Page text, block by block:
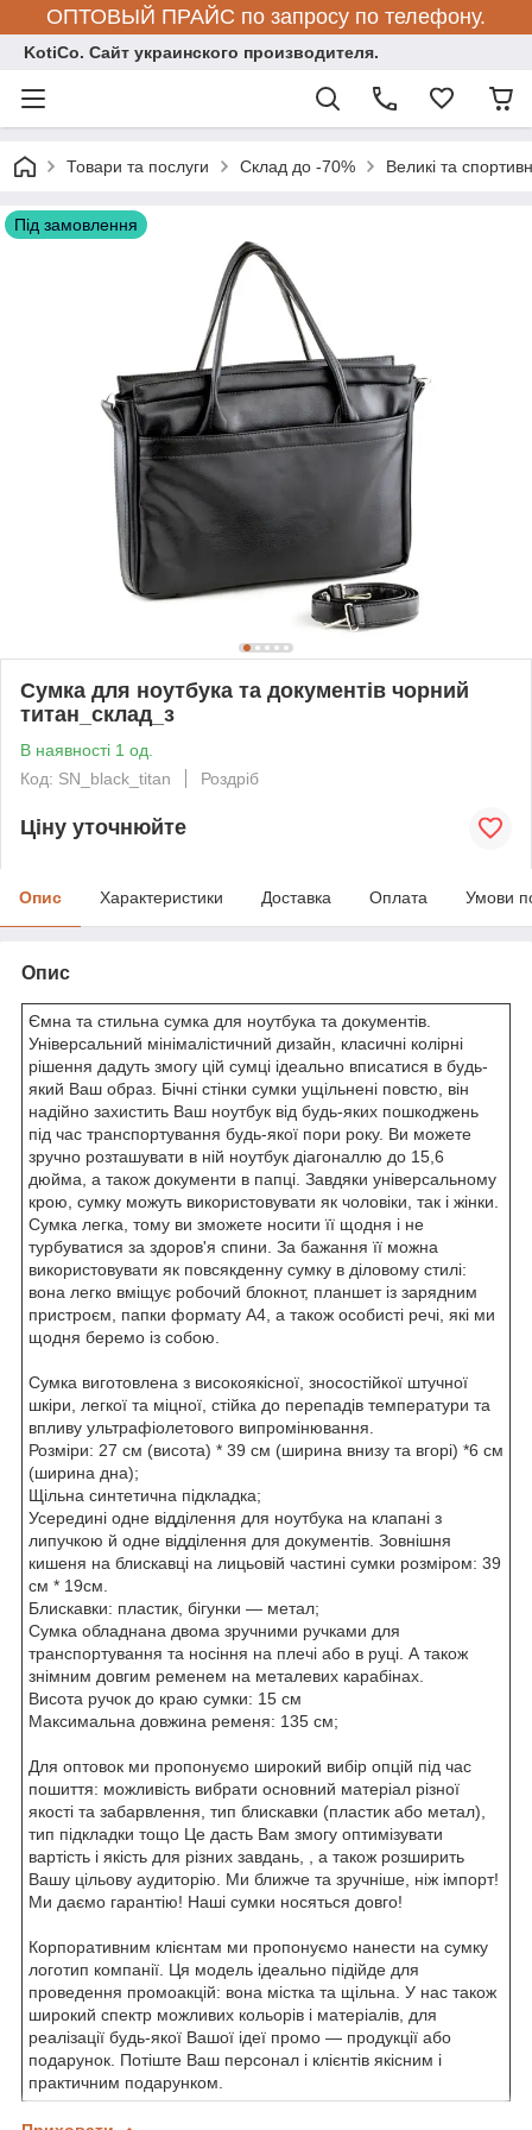
ОПТОВЫЙ ПРАЙС по запросу по телефону.
KotiCo. Сайт украинского производителя.
Товари та послуги Склад до -70% Великі та
Під замовлення
Сумка для ноутбука та документів чорний
титан_склад_з
В наявності 1 од.
Код: SN_black_titan
Роздріб
Ціну уточнюйте
Опис Характеристики Доставка Оплата Умови
Опис
Ємна та стильна сумка для ноутбука та документів.
Універсальний мінімалістичний дизайн, класичні колірні
рішення дадуть змогу цій сумці ідеально вписатися в будь-
який Ваш образ. Бічні стінки сумки ущільнені повстю, він
надійно захистить Ваш ноутбук від будь-яких пошкоджень
під час транспортування будь-якої пори року. Ви можете
зручно розташувати в ній ноутбук діагоналлю до 15,6
дюйма, а також документи в папці. Завдяки універсальному
крою, сумку можуть використовувати як чоловіки, так і жінки.
Сумка легка, тому ви зможете носити її щодня і не
турбуватися за здоров'я спини. За бажання її можна
використовувати як повсякденну сумку в діловому стилі:
вона легко вміщує робочий блокнот, планшет із зарядним
пристроєм, папки формату А4, а також особисті речі, які ми
щодня беремо із собою.
Сумка виготовлена з високоякісної, зносостійкої штучної
шкіри, легкої та міцної, стійка до перепадів температури та
впливу ультрафіолетового випромінювання.
Розміри: 27 см (висота) * 39 см (ширина внизу та вгорі) *6 см
(ширина дна);
Щільна синтетична підкладка;
Усередині одне відділення для ноутбука на клапані з
липучкою й одне відділення для документів. Зовнішня
кишеня на блискавці на лицьовій частині сумки розміром: 39
см * 19см.
Блискавки: пластик, бігунки — метал;
Сумка обладнана двома зручними ручками для
транспортування та носіння на плечі або в руці. А також
знімним довгим ременем на металевих карабінах.
Висота ручок до краю сумки: 15 см
Максимальна довжина ременя: 135 см;
Для оптовок ми пропонуємо широкий вибір опцій під час
пошиття: можливість вибрати основний матеріал різної
якості та забарвлення, тип блискавки (пластик або метал),
тип підкладки тощо Це дасть Вам змогу оптимізувати
вартість і якість для різних завдань, , а також розширить
Вашу цільову аудиторію. Ми ближче та зручніше, ніж імпорт!
Ми даємо гарантію! Наші сумки носяться довго!
Корпоративним клієнтам ми пропонуємо нанести на сумку
логотип компанії. Ця модель ідеально підійде для
проведення промоакцій: вона містка та щільна. У нас також
широкий спектр можливих кольорів і матеріалів, для
реалізації будь-якої Вашої ідеї промо — продукції або
подарунок. Потіште Ваш персонал і клієнтів якісним і
практичним подарунком.